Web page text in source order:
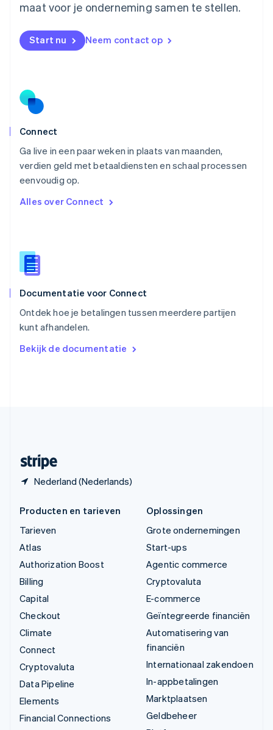
maat voor je onderneming samen te stellen.
Start nu Neem contact op
Connect
Ga live in een paar weken in plaats van maanden,
verdien geld met betaaldiensten en schaal processen
eenvoudig op.
Alles over Connect
Documentatie voor Connect
Ontdek hoe je betalingen tussen meerdere partijen
kunt afhandelen.
Bekijk de documentatie
Nederland (Nederlands)
NederlandsEnglish
English
Noorwegen
English
Portugal
Português
English
Singapore
English简体中文
EnglishItaliano
Español
Thailand
Tsjechië
Vasteland van China
简体中文English
English
Producten en tarieven
Tarieven
Atlas
Authorization Boost
Billing
Capital
Checkout
Climate
Connect
Cryptovaluta
Data Pipeline
Elements
Financial Connections
Oplossingen
Grote ondernemingen
Start-ups
Agentic commerce
Cryptovaluta
E-commerce
Geïntegreerde financiën
Automatisering van
financiën
Internationaal zakendoen
In-appbetalingen
Marktplaatsen
Geldbeheer